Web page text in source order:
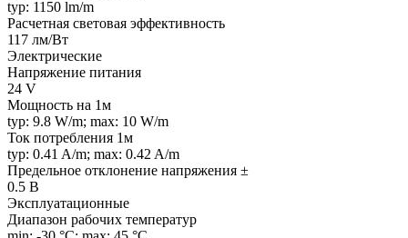
typ: 1150 lm/m
Расчетная световая эффективность
117 лм/Вт
Электрические
Напряжение питания
24 V
Мощность на 1м
typ: 9.8 W/m; max: 10 W/m
Ток потребления 1м
typ: 0.41 A/m; max: 0.42 A/m
Предельное отклонение напряжения ±
0.5 В
Эксплуатационные
Диапазон рабочих температур